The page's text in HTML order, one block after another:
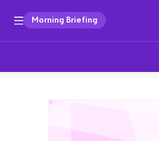
Morning Briefing